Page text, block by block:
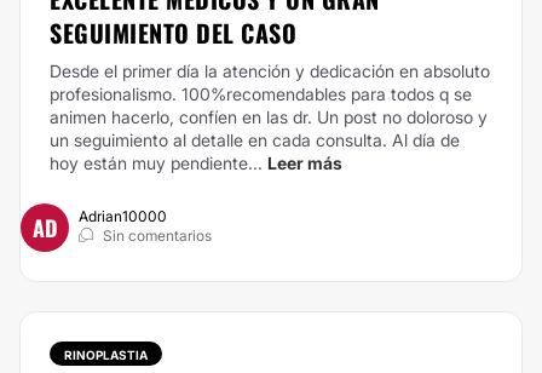
SEGUIMIENTO DEL CASO
Desde el primer día la atención y dedicación en absoluto
profesionalismo. 100%recomendables para todos q se
animen hacerlo, confíen en las dr. Un post no doloroso y
un seguimiento al detalle en cada consulta. Al día de
hoy están muy pendiente... Leer más
AD
Adrian10000
Sin comentarios
RINOPLASTIA